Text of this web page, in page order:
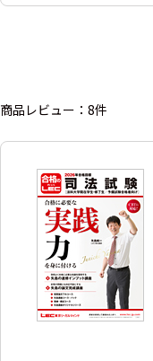
商品レビュー：8件